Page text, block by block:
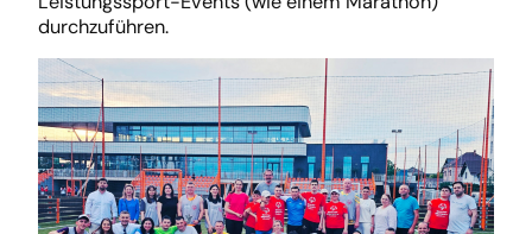
durchzuführen.